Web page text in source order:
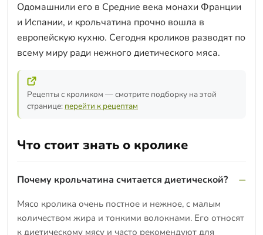
Одомашнили его в Средние века монахи Франции
и Испании, и крольчатина прочно вошла в
европейскую кухню. Сегодня кроликов разводят по
всему миру ради нежного диетического мяса.
Рецепты с кроликом — смотрите подборку на этой
странице: перейти к рецептам
Что стоит знать о кролике
Почему крольчатина считается диетической?
Мясо кролика очень постное и нежное, с малым
количеством жира и тонкими волокнами. Его относят
к диетическому мясу и часто рекомендуют для